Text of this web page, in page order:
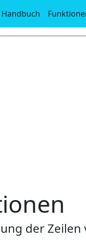
Handbuch
der Zeilen